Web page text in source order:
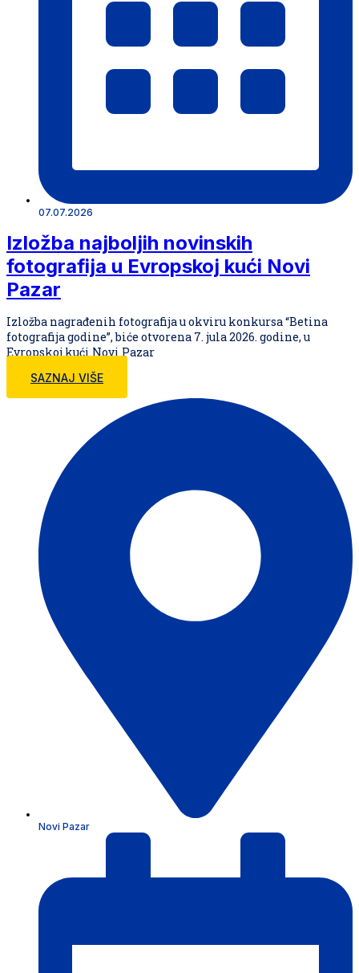
07.07.2026
Izložba najboljih novinskih
fotografija u Evropskoj kući Novi
Pazar
Izložba nagrađenih fotografija u okviru konkursa “Betina
fotografija godine”, biće otvorena 7. jula 2026. godine, u
Evropskoj kući Novi Pazar
SAZNAJ VIŠE
Novi Pazar